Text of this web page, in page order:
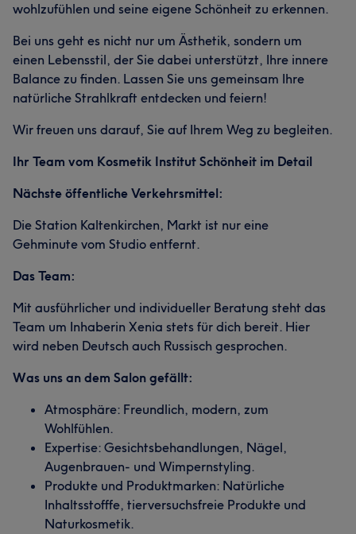
wohlzufühlen und seine eigene Schönheit zu erkennen.
Bei uns geht es nicht nur um Ästhetik, sondern um
einen Lebensstil, der Sie dabei unterstützt, Ihre innere
Balance zu finden. Lassen Sie uns gemeinsam Ihre
natürliche Strahlkraft entdecken und feiern!
Wir freuen uns darauf, Sie auf Ihrem Weg zu begleiten.
Ihr Team vom Kosmetik Institut Schönheit im Detail
Nächste öffentliche Verkehrsmittel:
Die Station Kaltenkirchen, Markt ist nur eine
Gehminute vom Studio entfernt.
Das Team:
Mit ausführlicher und individueller Beratung steht das
Team um Inhaberin Xenia stets für dich bereit. Hier
wird neben Deutsch auch Russisch gesprochen.
Was uns an dem Salon gefällt:
Atmosphäre: Freundlich, modern, zum
Wohlfühlen.
Expertise: Gesichtsbehandlungen, Nägel,
Augenbrauen- und Wimpernstyling.
Produkte und Produktmarken: Natürliche
Inhaltsstofffe, tierversuchsfreie Produkte und
Naturkosmetik.